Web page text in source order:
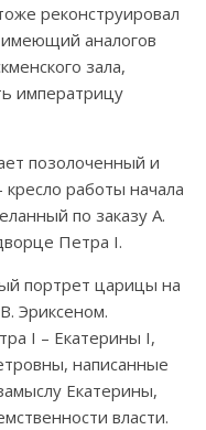
реконструировал
аналогов
зала,
императрицу
позолоченный и
работы начала
по заказу А.
Петра I.
портрет царицы на
Эриксеном.
I – Екатерины I,
написанные
Екатерины,
власти.